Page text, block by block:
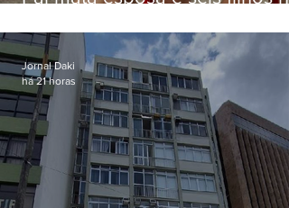
Jornal Daki
há 21 horas